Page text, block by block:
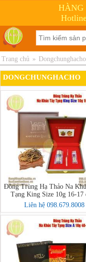
HÀNG
Trang chủ » Dongchunghacho
DONGCHUNGHACHO
Đông Trùng Hạ Thảo Na
Tạng King Size 10g 16-17
Liên hệ 098.679.8008